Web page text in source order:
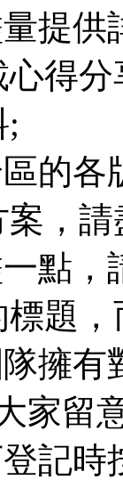
供
得
;
各
，
，請
題
有
家留
時